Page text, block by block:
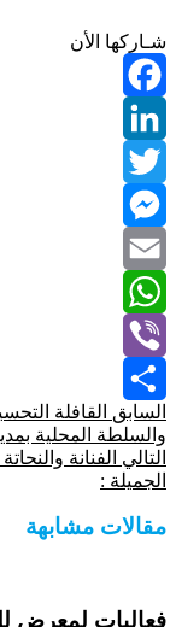
شـاركها الأن
Facebook
LinkedIn
Twitter
Messenger
Email
WhatsApp
Viber
Share
السابق القافلة
والسلطة المحلية
التالي الفنانة
الجميلة :
مقالات مشابهة
فعاليات لمعرض